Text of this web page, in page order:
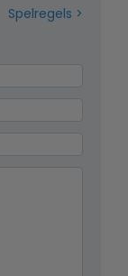
Spelregels